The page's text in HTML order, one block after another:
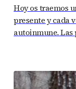
Hoy os traemos
presente y cada
autoinmune. Las